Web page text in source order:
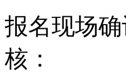
报名现场
核：